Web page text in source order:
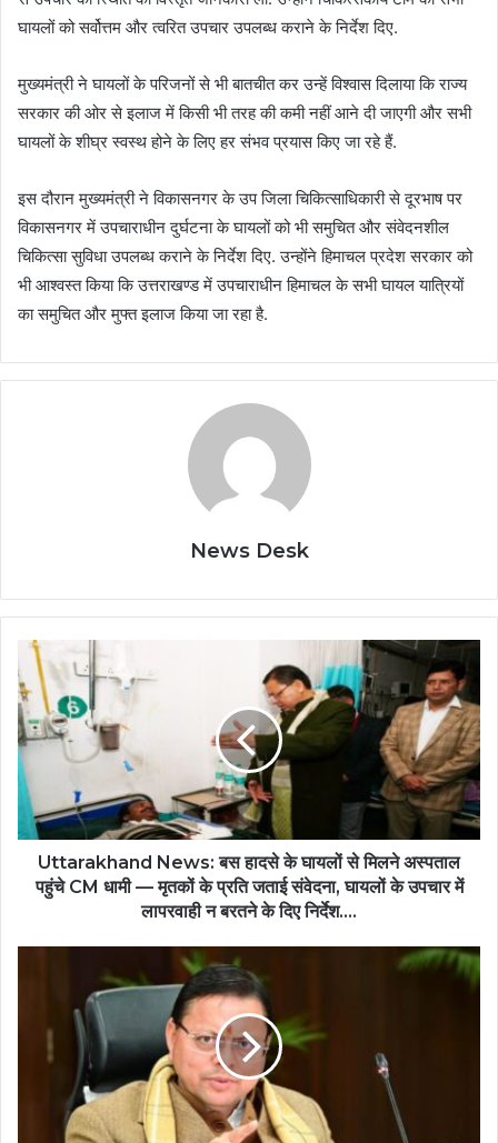
घायलों को सर्वोत्तम और त्वरित उपचार उपलब्ध कराने के निर्देश दिए.
मुख्यमंत्री ने घायलों के परिजनों से भी बातचीत कर उन्हें विश्वास दिलाया कि राज्य
सरकार की ओर से इलाज में किसी भी तरह की कमी नहीं आने दी जाएगी और सभी
घायलों के शीघ्र स्वस्थ होने के लिए हर संभव प्रयास किए जा रहे हैं.
इस दौरान मुख्यमंत्री ने विकासनगर के उप जिला चिकित्साधिकारी से दूरभाष पर
विकासनगर में उपचाराधीन दुर्घटना के घायलों को भी समुचित और संवेदनशील
चिकित्सा सुविधा उपलब्ध कराने के निर्देश दिए. उन्होंने हिमाचल प्रदेश सरकार को
भी आश्वस्त किया कि उत्तराखण्ड में उपचाराधीन हिमाचल के सभी घायल यात्रियों
का समुचित और मुफ्त इलाज किया जा रहा है.
News Desk
Uttarakhand News: बस हादसे के घायलों से मिलने अस्पताल
पहुंचे CM धामी — मृतकों के प्रति जताई संवेदना, घायलों के उपचार में
लापरवाही न बरतने के दिए निर्देश….